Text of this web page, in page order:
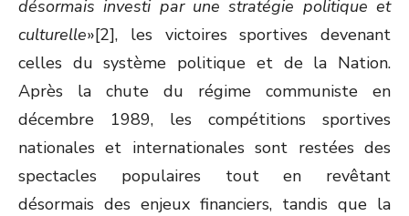
désormais investi par une stratégie politique et
culturelle»[2], les victoires sportives devenant
celles du système politique et de la Nation.
Après la chute du régime communiste en
décembre 1989, les compétitions sportives
nationales et internationales sont restées des
spectacles populaires tout en revêtant
désormais des enjeux financiers, tandis que la